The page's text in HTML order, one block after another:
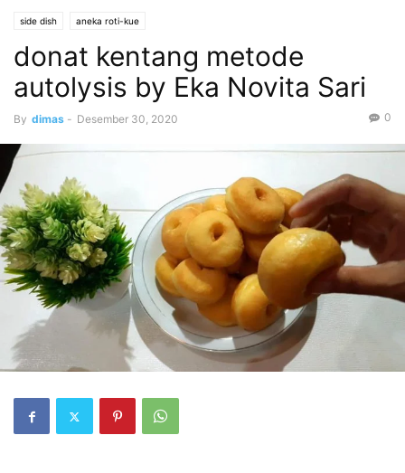
side dish aneka roti-kue
donat kentang metode
autolysis by Eka Novita Sari
By dimas - Desember 30, 2020 0